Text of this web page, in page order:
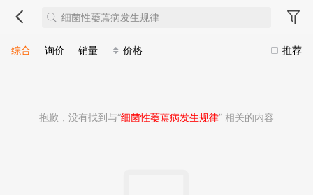
推荐
综合 询价 销量 价格
抱歉，没有找到与“细菌性萎蔫病发生规律” 相关的内容